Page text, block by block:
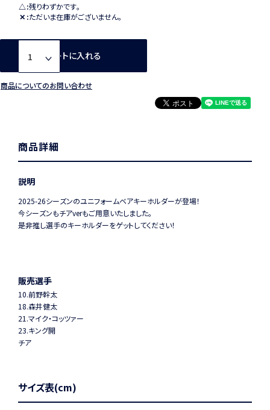
△ 残りわずかです。
✕ ただいま在庫がございません。
カートに入れる
商品についてのお問い合わせ
商品詳細
説明
2025-26シーズンのユニフォームベアキーホルダーが登場！
今シーズンもチアverもご用意いたしました。
是非推し選手のキーホルダーをゲットしてください！
販売選手
10.前野幹太
18.森井健太
21.マイク・コッツァー
23.キング開
チア
サイズ表(cm)